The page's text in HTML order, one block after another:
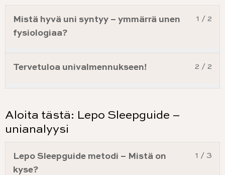
1 / 2
Mistä hyvä uni syntyy – ymmärrä unen
fysiologiaa?
2 / 2
Tervetuloa univalmennukseen!
Aloita tästä: Lepo Sleepguide –
unianalyysi
1 / 3
Lepo Sleepguide metodi – Mistä on
kyse?